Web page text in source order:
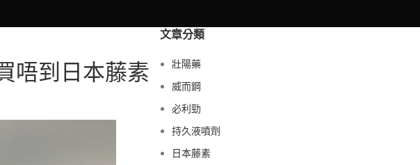
唔到日本藤素
文章分類
壯陽藥
威而鋼
必利勁
持久液噴劑
日本藤素